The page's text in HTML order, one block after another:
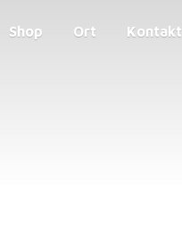
Shop Ort Kontakt